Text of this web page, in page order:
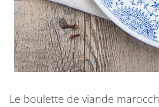
Le boulette de viande